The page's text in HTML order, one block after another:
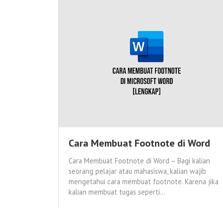
Cara Membuat Footnote di Word
Cara Membuat Footnote di Word – Bagi kalian
seorang pelajar atau mahasiswa, kalian wajib
mengetahui cara membuat footnote. Karena jika
kalian membuat tugas seperti...